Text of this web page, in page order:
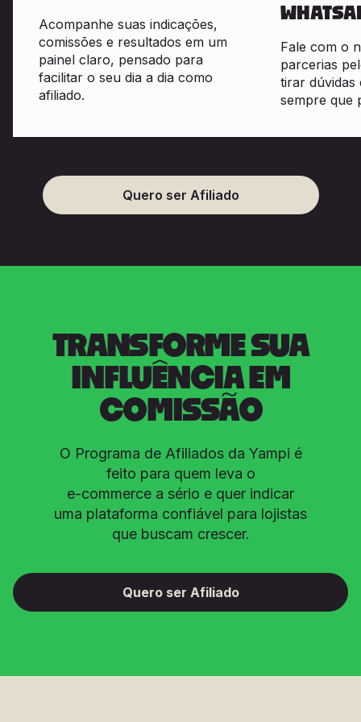
Acompanhe suas indicações,
comissões e resultados em um
painel claro, pensado para
facilitar o seu dia a dia como
afiliado.
Fale com o
parcerias
tirar dúvidas
sempre que
Quero ser Afiliado
TRANSFORME SUA
INFLUÊNCIA EM
COMISSÃO
O Programa de Afiliados da Yampi é
feito para quem leva o
e-commerce a sério e quer indicar
uma plataforma confiável para lojistas
que buscam crescer.
Quero ser Afiliado